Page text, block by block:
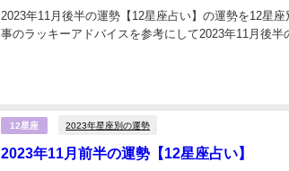
2023年11月後半の運勢【12星座占い】の運勢を12星
事のラッキーアドバイスを参考にして2023年11月後半
12星座 2023年星座別の運勢
2023年11月前半の運勢【12星座占い】